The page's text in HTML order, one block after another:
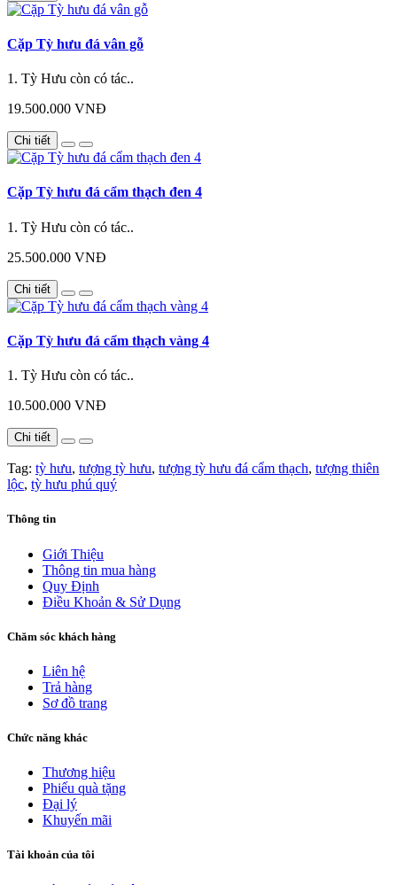
Cặp Tỳ hưu đá vân gỗ
1. Tỳ Hưu còn có tác..
19.500.000 VNĐ
Chi tiết
Cặp Tỳ hưu đá cẩm thạch đen 4
1. Tỳ Hưu còn có tác..
25.500.000 VNĐ
Chi tiết
Cặp Tỳ hưu đá cẩm thạch vàng 4
1. Tỳ Hưu còn có tác..
10.500.000 VNĐ
Chi tiết
Tag: tỳ hưu, tượng tỳ hưu, tượng tỳ hưu đá cẩm thạch, tượng thiên
lộc, tỳ hưu phú quý
Thông tin
Giới Thiệu
Thông tin mua hàng
Quy Định
Điều Khoản & Sử Dụng
Chăm sóc khách hàng
Liên hệ
Trả hàng
Sơ đồ trang
Chức năng khác
Thương hiệu
Phiếu quà tặng
Đại lý
Khuyến mãi
Tài khoản của tôi